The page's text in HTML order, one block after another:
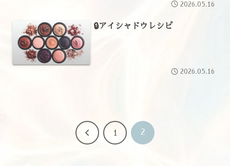
2026.05.16
🔒アイシャドウレシピ
2026.05.16
前 1 2